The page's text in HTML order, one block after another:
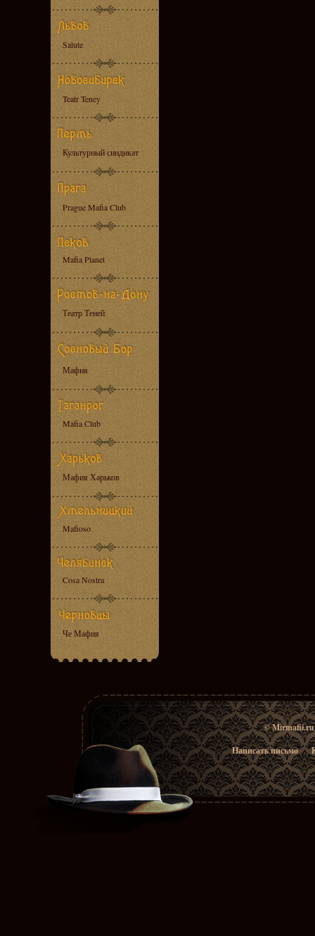
Salute
Teatr Teney
Культурный синдикат
Prague Mafia Club
Mafia Planet
Театр Теней
Мафия
Mafia Club
Мафия Харьков
Mafioso
Cosa Nostra
Че Мафия
© Mirmafii.ru
Написать письмо